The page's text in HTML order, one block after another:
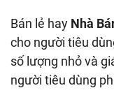
Bán lẻ hay Nhà
cho người tiêu
số lượng nhỏ và
người tiêu dùng